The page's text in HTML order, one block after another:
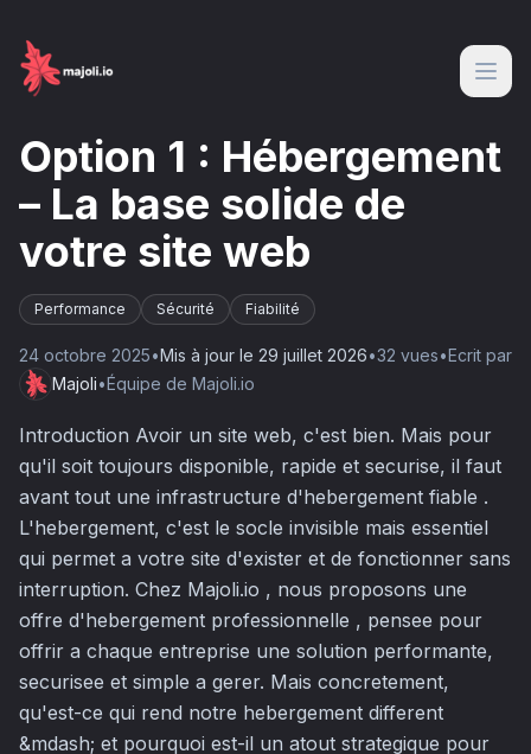
Option 1 : Hébergement
– La base solide de
votre site web
Performance Sécurité Fiabilité
24 octobre 2025•Mis à jour le 29 juillet 2026•32 vues•Ecrit par
Majoli•Équipe de Majoli.io
Introduction Avoir un site web, c'est bien. Mais pour
qu'il soit toujours disponible, rapide et securise, il faut
avant tout une infrastructure d'hebergement fiable .
L'hebergement, c'est le socle invisible mais essentiel
qui permet a votre site d'exister et de fonctionner sans
interruption. Chez Majoli.io , nous proposons une
offre d'hebergement professionnelle , pensee pour
offrir a chaque entreprise une solution performante,
securisee et simple a gerer. Mais concretement,
qu'est-ce qui rend notre hebergement different
&mdash; et pourquoi est-il un atout strategique pour